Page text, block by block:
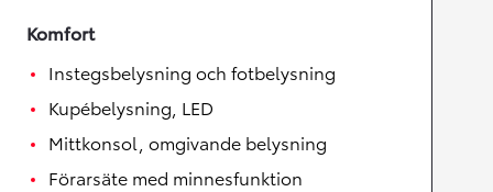
Komfort
Instegsbelysning och fotbelysning
Kupébelysning, LED
Mittkonsol, omgivande belysning
Förarsäte med minnesfunktion